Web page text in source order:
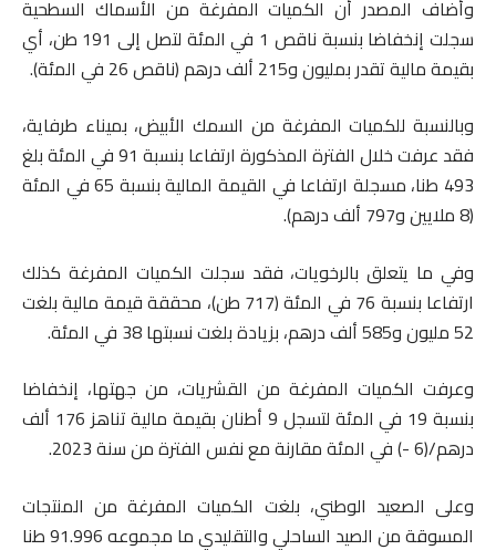
وأضاف المصدر أن الكميات المفرغة من الأسماك السطحية
سجلت إنخفاضا بنسبة ناقص 1 في المئة لتصل إلى 191 طن، أي
بقيمة مالية تقدر بمليون و215 ألف درهم (ناقص 26 في المئة).
وبالنسبة للكميات المفرغة من السمك الأبيض، بميناء طرفاية،
فقد عرفت خلال الفترة المذكورة ارتفاعا بنسبة 91 في المئة بلغ
493 طنا، مسجلة ارتفاعا في القيمة المالية بنسبة 65 في المئة
(8 ملايين و797 ألف درهم).
وفي ما يتعلق بالرخويات، فقد سجلت الكميات المفرغة كذلك
ارتفاعا بنسبة 76 في المئة (717 طن)، محققة قيمة مالية بلغت
52 مليون و585 ألف درهم، بزيادة بلغت نسبتها 38 في المئة.
وعرفت الكميات المفرغة من القشريات، من جهتها، إنخفاضا
بنسبة 19 في المئة لتسجل 9 أطنان بقيمة مالية تناهز 176 ألف
درهم/(6 -) في المئة مقارنة مع نفس الفترة من سنة 2023.
وعلى الصعيد الوطني، بلغت الكميات المفرغة من المنتجات
المسوقة من الصيد الساحلي والتقليدي ما مجموعه 91.996 طنا